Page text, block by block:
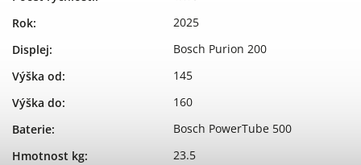
Rok:
2025
Displej:
Bosch Purion 200
Výška od:
145
Výška do:
160
Baterie:
Bosch PowerTube 500
Hmotnost kg:
23.5